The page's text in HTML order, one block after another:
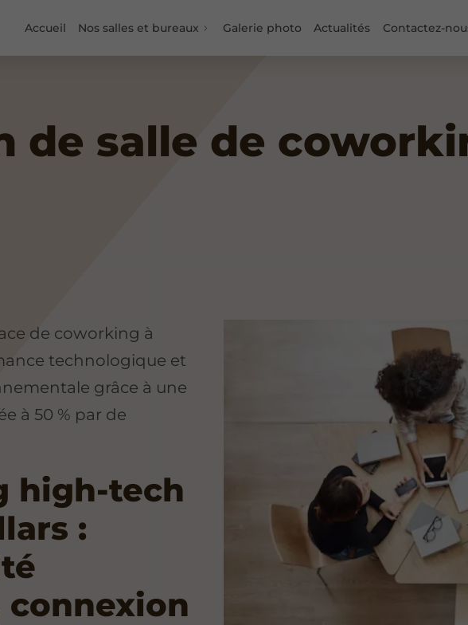
Accueil Nos salles et bureaux Galerie photo Actualités Contactez-
de salle de
de coworking à
technologique et
grâce à une
à 50 % par de
high-tech
:
connexion